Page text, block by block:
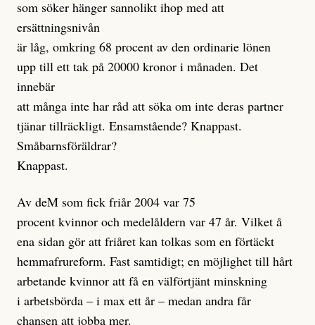
som söker hänger sannolikt ihop med att
ersättningsnivån
är låg, omkring 68 procent av den ordinarie lönen
upp till ett tak på 20000 kronor i månaden. Det
innebär
att många inte har råd att söka om inte deras partner
tjänar tillräckligt. Ensamstående? Knappast.
Småbarnsföräldrar?
Knappast.
Av deM som fick friår 2004 var 75
procent kvinnor och medelåldern var 47 år. Vilket å
ena sidan gör att friåret kan tolkas som en förtäckt
hemmafrureform. Fast samtidigt; en möjlighet till hårt
arbetande kvinnor att få en välförtjänt minskning
i arbetsbörda – i max ett år – medan andra får
chansen att jobba mer.